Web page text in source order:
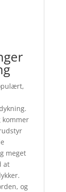
kommer
meget
at
og